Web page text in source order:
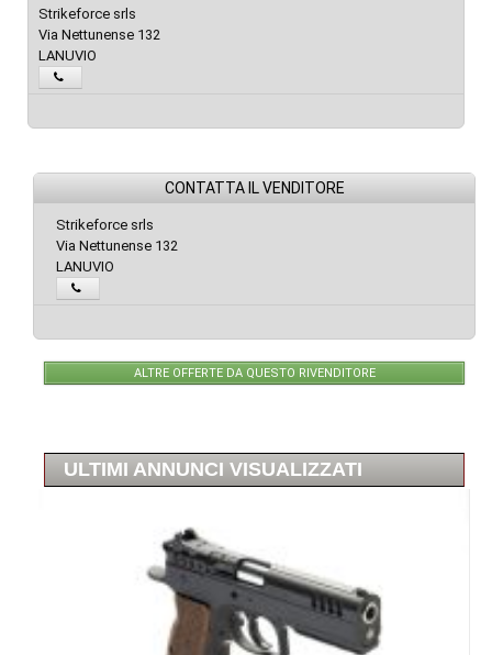
Strikeforce srls
Via Nettunense 132
LANUVIO
CONTATTA IL VENDITORE
Strikeforce srls
Via Nettunense 132
LANUVIO
ALTRE OFFERTE DA QUESTO RIVENDITORE
ULTIMI ANNUNCI VISUALIZZATI